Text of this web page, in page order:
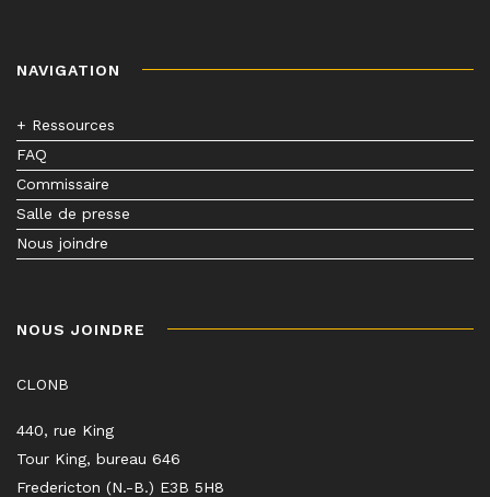
NAVIGATION
+ Ressources
FAQ
Commissaire
Salle de presse
Nous joindre
NOUS JOINDRE
CLONB
440, rue King
Tour King, bureau 646
Fredericton (N.-B.) E3B 5H8